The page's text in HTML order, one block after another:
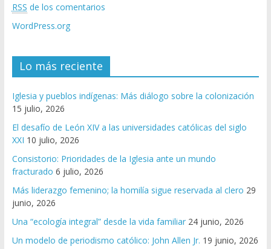
RSS de los comentarios
WordPress.org
Lo más reciente
Iglesia y pueblos indígenas: Más diálogo sobre la colonización
15 julio, 2026
El desafío de León XIV a las universidades católicas del siglo
XXI 10 julio, 2026
Consistorio: Prioridades de la Iglesia ante un mundo
fracturado 6 julio, 2026
Más liderazgo femenino; la homilía sigue reservada al clero 29
junio, 2026
Una “ecología integral” desde la vida familiar 24 junio, 2026
Un modelo de periodismo católico: John Allen Jr. 19 junio, 2026